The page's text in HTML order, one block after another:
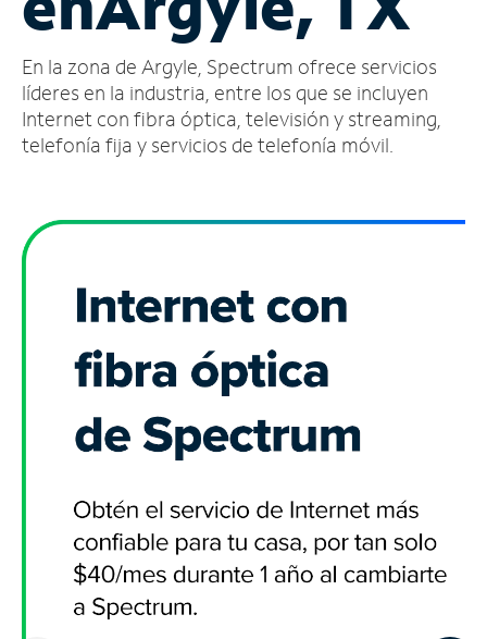
cuenta
Encuentra
una
tienda
En la zona de Argyle, Spectrum ofrece servicios
líderes en la industria, entre los que se incluyen
Internet con fibra óptica, televisión y streaming,
telefonía fija y servicios de telefonía móvil.